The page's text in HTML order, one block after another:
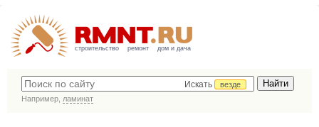
строительство ремонт дом и дача
Искать
везде
Например, ламинат